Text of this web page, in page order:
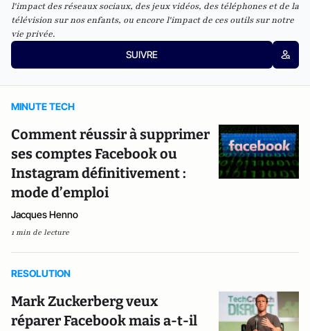
l'impact des réseaux sociaux, des jeux vidéos, des téléphones et de la
télévision sur nos enfants, ou encore l'impact de ces outils sur notre
vie privée.
SUIVRE
MINUTE TECH
Comment réussir à supprimer
ses comptes Facebook ou
Instagram définitivement :
mode d’emploi
Jacques Henno
1 min de lecture
RESOLUTION
Mark Zuckerberg veux
réparer Facebook mais a-t-il